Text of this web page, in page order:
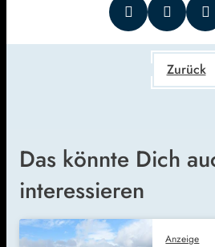
Zurück
Das könnte Dich
interessieren
Anzeige